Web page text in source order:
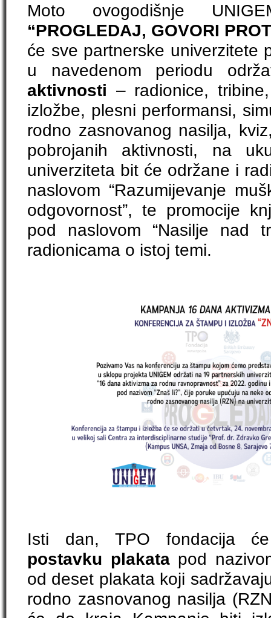
Moto ovogodišnje
“PROGLEDAJ, GOVORI
će sve partnerske univerzitete
u navedenom periodu
aktivnosti – radionice,
izložbe, plesni performansi,
rodno zasnovanog nasilja,
pobrojanih aktivnosti, na
univerziteta bit će održane i
naslovom “Razumijevanje
odgovornost”, te promocije
pod naslovom “Nasilje nad
radionicama o istoj temi.
Isti dan, TPO fondacija
postavku plakatapod
od deset plakata koji
rodno zasnovanog nasilja